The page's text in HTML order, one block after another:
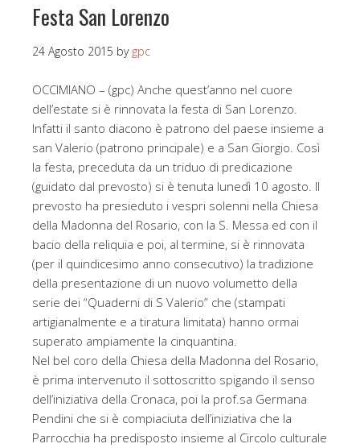
Festa San Lorenzo
24 Agosto 2015 by gpc
OCCIMIANO – (gpc) Anche quest’anno nel cuore
dell’estate si è rinnovata la festa di San Lorenzo.
Infatti il santo diacono è patrono del paese insieme a
san Valerio (patrono principale) e a San Giorgio. Così
la festa, preceduta da un triduo di predicazione
(guidato dal prevosto) si è tenuta lunedì 10 agosto. Il
prevosto ha presieduto i vespri solenni nella Chiesa
della Madonna del Rosario, con la S. Messa ed con il
bacio della reliquia e poi, al termine, si è rinnovata
(per il quindicesimo anno consecutivo) la tradizione
della presentazione di un nuovo volumetto della
serie dei “Quaderni di S Valerio” che (stampati
artigianalmente e a tiratura limitata) hanno ormai
superato ampiamente la cinquantina.
Nel bel coro della Chiesa della Madonna del Rosario,
è prima intervenuto il sottoscritto spigando il senso
dell’iniziativa della Cronaca, poi la prof.sa Germana
Pendini che si è compiaciuta dell’iniziativa che la
Parrocchia ha predisposto insieme al Circolo culturale